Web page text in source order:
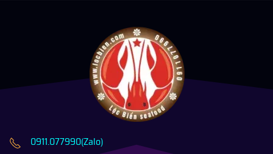
0911.077990(Zalo)